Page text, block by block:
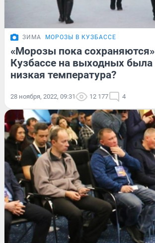
ЗИМА МОРОЗЫ В КУЗБАССЕ
«Морозы пока
Кузбассе на выходных была
низкая температура?
28 ноября, 2022, 09:31 12 177 4